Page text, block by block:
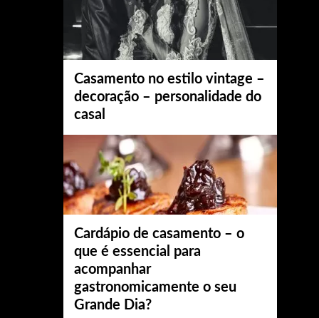
Casamento no estilo vintage –
decoração – personalidade do
casal
Cardápio de casamento – o
que é essencial para
acompanhar
gastronomicamente o seu
Grande Dia?